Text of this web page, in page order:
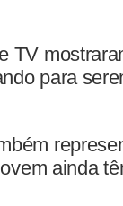
TV
para
ainda